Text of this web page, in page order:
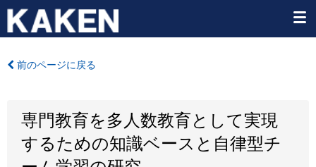
前のページに戻る
専門教育を多人数教育として実現
するための知識ベースと自律型チ